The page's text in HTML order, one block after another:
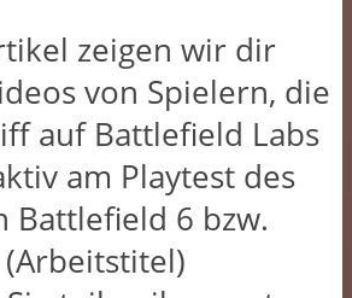
zeigen wir dir
von Spielern, die
auf Battlefield Labs
am Playtest des
Battlefield 6 bzw.